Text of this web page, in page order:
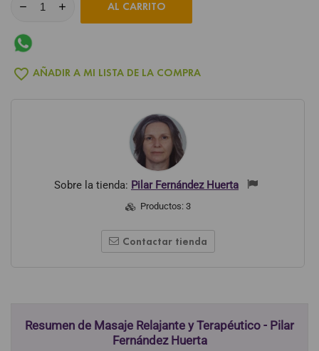
AL CARRITO
favorite_border AÑADIR A MI LISTA DE LA COMPRA
Sobre la tienda: Pilar Fernández Huerta
Productos: 3
Contactar tienda
Resumen de Masaje Relajante y Terapéutico - Pilar
Fernández Huerta